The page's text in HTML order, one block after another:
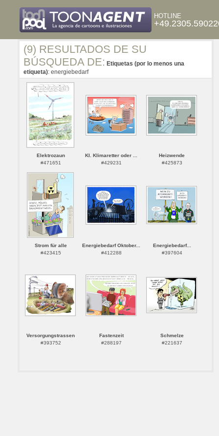
HOTLINE
(9) RESULTADOS DE SU
BÚSQUEDA DE: Etiquetas (por lo menos una
etiqueta): energiebedarf
Elektrozaun
#471651
KI. Klimaretter oder ...
#429231
Heizwende
#425873
Strom für alle
#423415
Energiebedarf Oktober...
#412288
Energiebedarf...
#397604
Versorgungstrassen
#393752
Fastenzeit
#288197
Schmelze
#221637